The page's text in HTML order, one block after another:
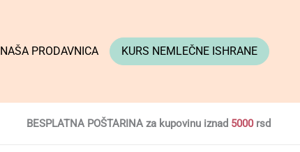
NAŠA PRODAVNICA KURS NEMLEČNE ISHRANE
BESPLATNA POŠTARINA za kupovinu iznad 5000rsd